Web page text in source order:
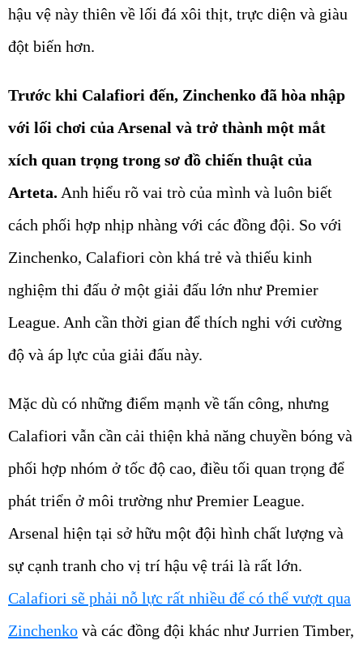
hậu vệ này thiên về lối đá xôi thịt, trực diện và giàu
đột biến hơn.
Trước khi Calafiori đến, Zinchenko đã hòa nhập
với lối chơi của Arsenal và trở thành một mắt
xích quan trọng trong sơ đồ chiến thuật của
Arteta. Anh hiểu rõ vai trò của mình và luôn biết
cách phối hợp nhịp nhàng với các đồng đội. So với
Zinchenko, Calafiori còn khá trẻ và thiếu kinh
nghiệm thi đấu ở một giải đấu lớn như Premier
League. Anh cần thời gian để thích nghi với cường
độ và áp lực của giải đấu này.
Mặc dù có những điểm mạnh về tấn công, nhưng
Calafiori vẫn cần cải thiện khả năng chuyền bóng và
phối hợp nhóm ở tốc độ cao, điều tối quan trọng để
phát triển ở môi trường như Premier League.
Arsenal hiện tại sở hữu một đội hình chất lượng và
sự cạnh tranh cho vị trí hậu vệ trái là rất lớn.
Calafiori sẽ phải nỗ lực rất nhiều để có thể vượt qua
Zinchenko và các đồng đội khác như Jurrien Timber,